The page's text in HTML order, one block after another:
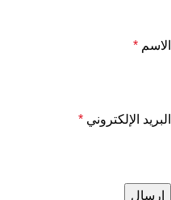
الاسم *
البريد الإلكتروني *